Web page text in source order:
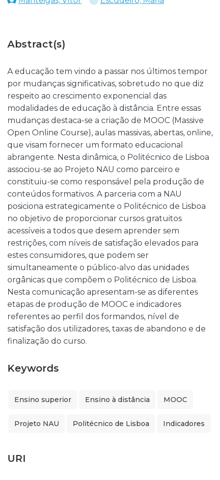
Abstract(s)
A educação tem vindo a passar nos últimos tempor
por mudanças significativas, sobretudo no que diz
respeito ao crescimento exponencial das
modalidades de educação à distância. Entre essas
mudanças destaca-se a criação de MOOC (Massive
Open Online Course), aulas massivas, abertas, online,
que visam fornecer um formato educacional
abrangente. Nesta dinâmica, o Politécnico de Lisboa
associou-se ao Projeto NAU como parceiro e
constituiu-se como responsável pela produção de
conteúdos formativos. A parceria com a NAU
posiciona estrategicamente o Politécnico de Lisboa
no objetivo de proporcionar cursos gratuitos
acessíveis a todos que desem aprender sem
restrições, com níveis de satisfação elevados para
estes consumidores, que podem ser
simultaneamente o público-alvo das unidades
orgânicas que compõem o Politécnico de Lisboa.
Nesta comunicação apresentam-se as diferentes
etapas de produção de MOOC e indicadores
referentes ao perfil dos formandos, nível de
satisfação dos utilizadores, taxas de abandono e de
finalização do curso.
Keywords
Ensino superior Ensino à distância MOOC
Projeto NAU Politécnico de Lisboa Indicadores
URI